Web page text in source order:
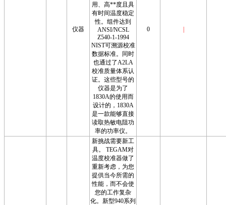
仪器
用、高**度且具
有时间温度稳定
性。组件达到
ANSI/NCSL
Z540-1-1994
NIST可溯源校准
数据标准。同时
也通过了A2LA
校准质量体系认
证。这些型号的
仪器是为了
1830A的使用而
设计的，1830A
是一款能够直接
读取热敏电阻功
率的功率仪。
0 |
新挑战需要新工
具。 TEGAM对
温度校准器做了
重新考虑，为您
提供当今所需的
性能，而不会使
您的工作复杂
化。新型940系列